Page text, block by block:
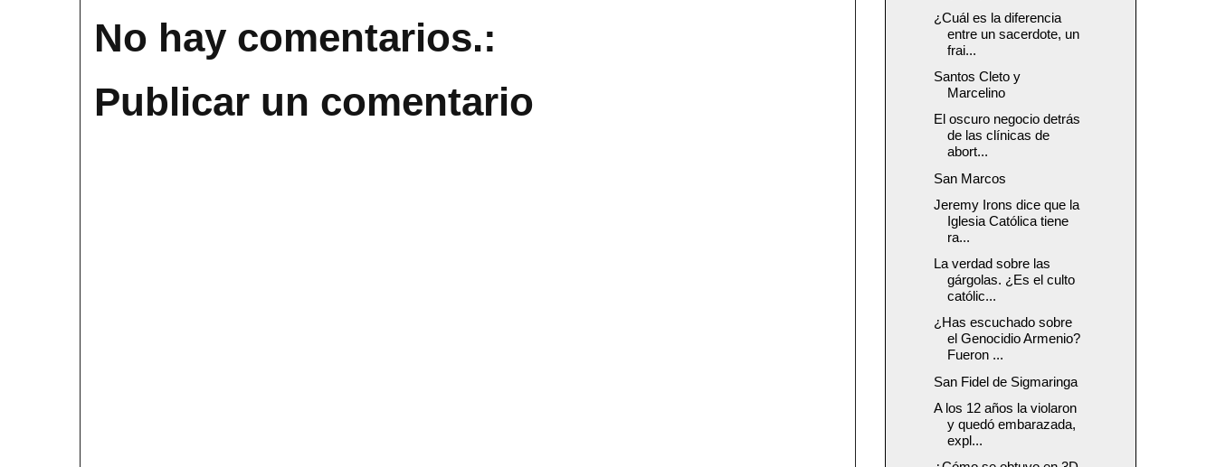
No hay comentarios.:
Publicar un comentario
¿Cuál es la diferencia
entre un sacerdote, un
frai...
Santos Cleto y
Marcelino
El oscuro negocio detrás
de las clínicas de
abort...
San Marcos
Jeremy Irons dice que la
Iglesia Católica tiene
ra...
La verdad sobre las
gárgolas. ¿Es el culto
católic...
¿Has escuchado sobre
el Genocidio Armenio?
Fueron ...
San Fidel de Sigmaringa
A los 12 años la violaron
y quedó embarazada,
expl...